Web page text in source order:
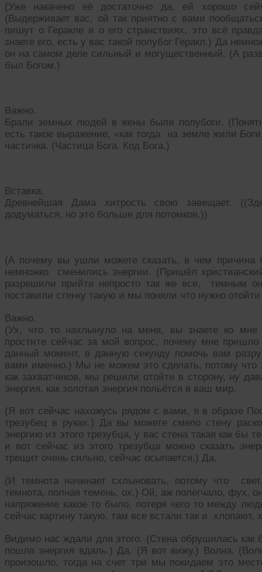
(Уже накачено её достаточно да, ей хорошо
(Выдерживает вас, ой так приятно с вами
пишут о Геракле и о его странствиях, это всё
знаете его, есть у вас такой полубог Геракл.) Да
он на самом деле сильный и могущественный. (А
был Богом.)
Важно.
Брали земных людей в жены были полубоги.
есть такое выражение, «как тогда на земле жили
частичка. (Частица Бога. Код Бога.)
Вставка.
Древнейшая Дама хитрость свою завещает.
додуматься, но это больше для потомков.))
(А почему вы ушли можете сказать, в чем
немножко сменились энергии. (Пришёл
разрешили прийти непросто так же все, темным
поставили стенку такую и мы поняли что нужно
Важно.
(Ух, что то нахлынуло на меня, вы знаете ко мне
простите сейчас за мой вопрос, почему мне
данный момент, в данную секунду помочь вам
вами именно.) Мы не можем это сделать, потому
как захватчиков, мы решили отойти в сторону, ну
энергия, как золотая энергия польётся в ваш мир.
(Я вот сейчас нахожусь рядом с вами, я в образе
трезубец в руках.) Да вы можете смело стену
энергию из этого трезубца, у вас стена такая как бы
и вот сейчас из этого трезубца можно сказать
трещит очень сильно, сейчас осыпается.) Да.
(И темнота начинает схлыновать, потому что
темнота, полная темень, ох.) Ой, аж полегчало, фух,
напряжение какое то было, потеря чего то между
сейчас картину такую, там все встали так и хлопают,
Видимо нас ждали для этого. (Стена обрушилась
пошла энергия вдаль.) Да. (Я вот вижу.) Волна.
произошло, тогда на счет три мы покидаем это